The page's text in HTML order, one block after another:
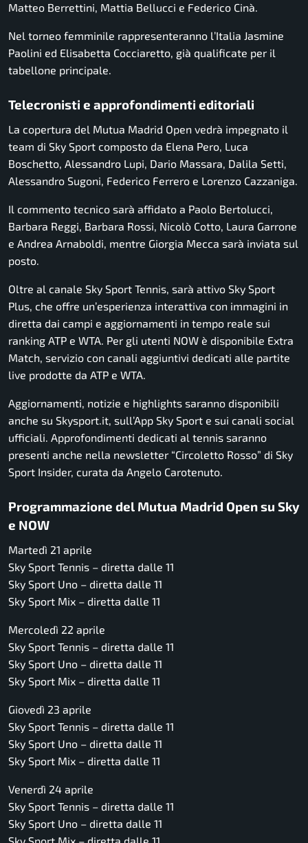
Matteo Berrettini, Mattia Bellucci e Federico Cinà.
Nel torneo femminile rappresenteranno l’Italia Jasmine
Paolini ed Elisabetta Cocciaretto, già qualificate per il
tabellone principale.
Telecronisti e approfondimenti editoriali
La copertura del Mutua Madrid Open vedrà impegnato il
team di Sky Sport composto da Elena Pero, Luca
Boschetto, Alessandro Lupi, Dario Massara, Dalila Setti,
Alessandro Sugoni, Federico Ferrero e Lorenzo Cazzaniga.
Il commento tecnico sarà affidato a Paolo Bertolucci,
Barbara Reggi, Barbara Rossi, Nicolò Cotto, Laura Garrone
e Andrea Arnaboldi, mentre Giorgia Mecca sarà inviata sul
posto.
Oltre al canale Sky Sport Tennis, sarà attivo Sky Sport
Plus, che offre un’esperienza interattiva con immagini in
diretta dai campi e aggiornamenti in tempo reale sui
ranking ATP e WTA. Per gli utenti NOW è disponibile Extra
Match, servizio con canali aggiuntivi dedicati alle partite
live prodotte da ATP e WTA.
Aggiornamenti, notizie e highlights saranno disponibili
anche su Skysport.it, sull’App Sky Sport e sui canali social
ufficiali. Approfondimenti dedicati al tennis saranno
presenti anche nella newsletter “Circoletto Rosso” di Sky
Sport Insider, curata da Angelo Carotenuto.
Programmazione del Mutua Madrid Open su Sky
e NOW
Martedì 21 aprile
Sky Sport Tennis – diretta dalle 11
Sky Sport Uno – diretta dalle 11
Sky Sport Mix – diretta dalle 11
Mercoledì 22 aprile
Sky Sport Tennis – diretta dalle 11
Sky Sport Uno – diretta dalle 11
Sky Sport Mix – diretta dalle 11
Giovedì 23 aprile
Sky Sport Tennis – diretta dalle 11
Sky Sport Uno – diretta dalle 11
Sky Sport Mix – diretta dalle 11
Venerdì 24 aprile
Sky Sport Tennis – diretta dalle 11
Sky Sport Uno – diretta dalle 11
Sky Sport Mix – diretta dalle 11